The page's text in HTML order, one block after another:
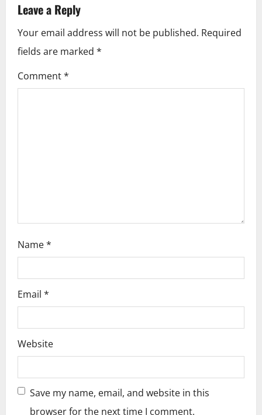
a
v
i
g
Leave a Reply
Your email address will not be published. Required
fields are marked *
Comment*
Name*
Email *
Website
Save my name, email, and website in this
browser for the next time I comment.